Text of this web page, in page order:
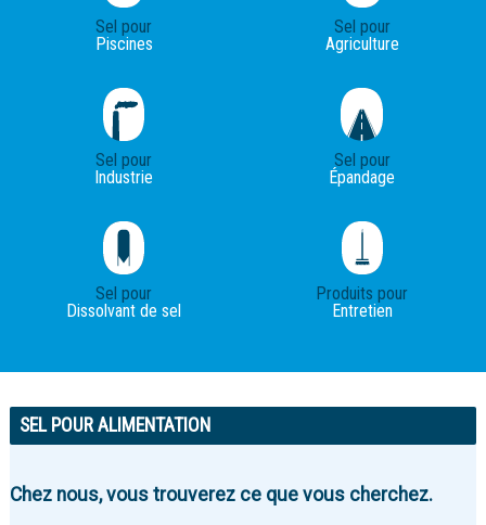
Sel pour
Piscines
Sel pour
Agriculture
Sel pour
Industrie
Sel pour
Épandage
Sel pour
Dissolvant de sel
Produits pour
Entretien
SEL POUR ALIMENTATION
Chez nous, vous trouverez ce que vous cherchez.